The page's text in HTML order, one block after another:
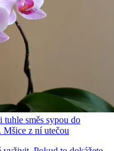
tuhle směs sypou do
z ní utečou